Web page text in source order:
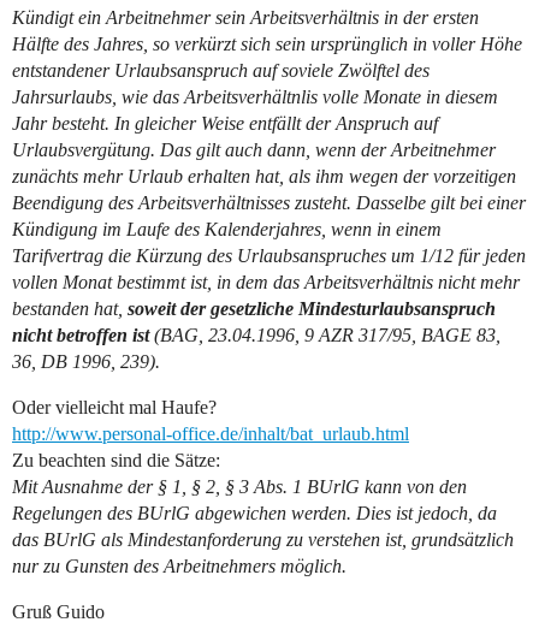
Kündigt ein Arbeitnehmer sein Arbeitsverhältnis in der ersten
Hälfte des Jahres, so verkürzt sich sein ursprünglich in voller Höhe
entstandener Urlaubsanspruch auf soviele Zwölftel des
Jahrsurlaubs, wie das Arbeitsverhältnlis volle Monate in diesem
Jahr besteht. In gleicher Weise entfällt der Anspruch auf
Urlaubsvergütung. Das gilt auch dann, wenn der Arbeitnehmer
zunächts mehr Urlaub erhalten hat, als ihm wegen der vorzeitigen
Beendigung des Arbeitsverhältnisses zusteht. Dasselbe gilt bei einer
Kündigung im Laufe des Kalenderjahres, wenn in einem
Tarifvertrag die Kürzung des Urlaubsanspruches um 1/12 für jeden
vollen Monat bestimmt ist, in dem das Arbeitsverhältnis nicht mehr
bestanden hat, soweit der gesetzliche Mindesturlaubsanspruch
nicht betroffen ist(BAG, 23.04.1996, 9 AZR 317/95, BAGE 83,
36, DB 1996, 239).
Oder vielleicht mal Haufe?
http://www.personal-office.de/inhalt/bat_urlaub.html
Zu beachten sind die Sätze:
Mit Ausnahme der § 1, § 2, § 3 Abs. 1 BUrlG kann von den
Regelungen des BUrlG abgewichen werden. Dies ist jedoch, da
das BUrlG als Mindestanforderung zu verstehen ist, grundsätzlich
nur zu Gunsten des Arbeitnehmers möglich.
Gruß Guido